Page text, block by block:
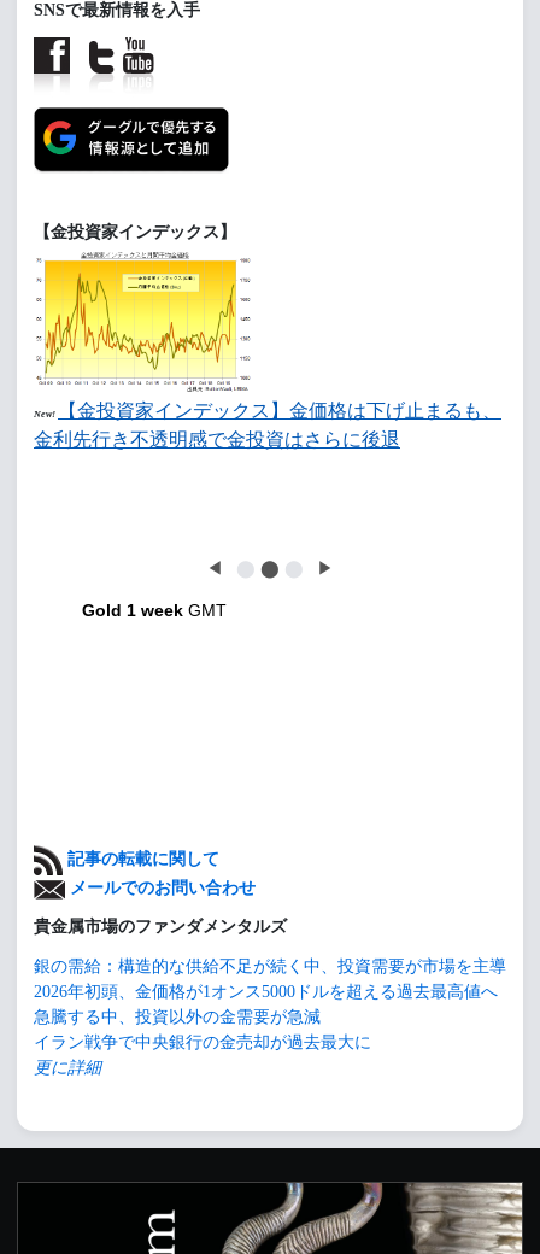
SNSで最新情報を入手
【金投資家インデックス】
New!
【金投資家インデックス】金価格は下げ止まるも、
金利先行き不透明感で金投資はさらに後退
◀ ⬤ ⬤ ⬤ ▶
Gold 1 week GMT
記事の転載に関して
メールでのお問い合わせ
貴金属市場のファンダメンタルズ
銀の需給：構造的な供給不足が続く中、投資需要が市場を主導
2026年初頭、金価格が1オンス5000ドルを超える過去最高値へ
急騰する中、投資以外の金需要が急減
イラン戦争で中央銀行の金売却が過去最大に
更に詳細